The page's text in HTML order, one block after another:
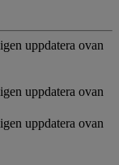
uppdatera ovan
uppdatera ovan
uppdatera ovan